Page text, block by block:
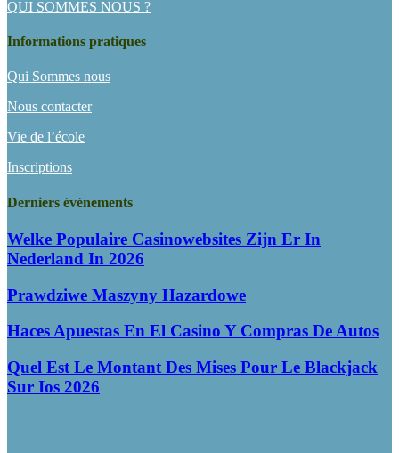
QUI SOMMES NOUS ?
Informations pratiques
Qui Sommes nous
Nous contacter
Vie de l’école
Inscriptions
Derniers événements
Welke Populaire Casinowebsites Zijn Er In
Nederland In 2026
Prawdziwe Maszyny Hazardowe
Haces Apuestas En El Casino Y Compras De Autos
Quel Est Le Montant Des Mises Pour Le Blackjack
Sur Ios 2026